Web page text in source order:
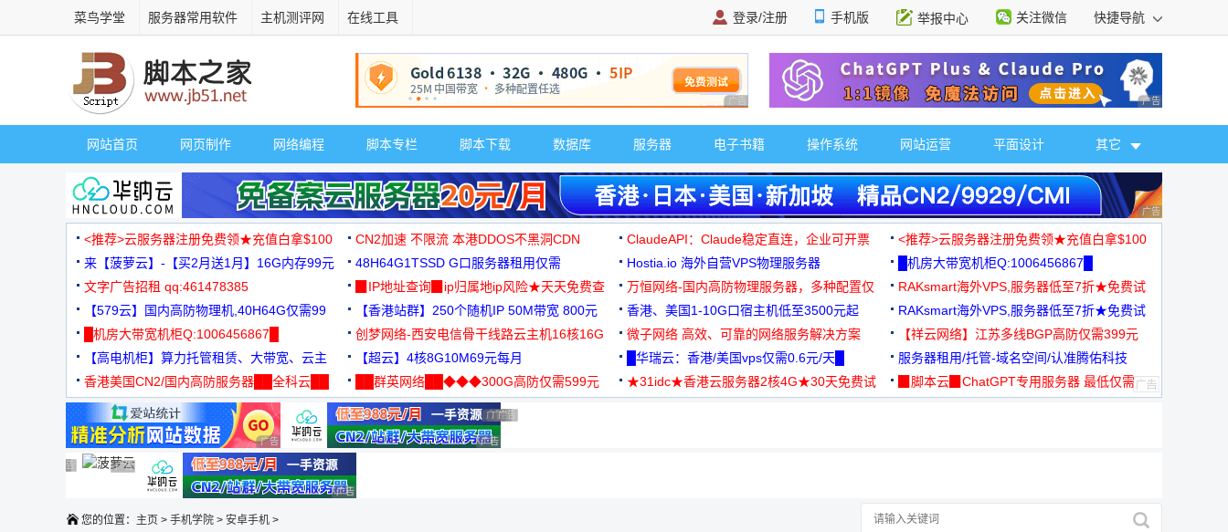
菜鸟学堂 服务器常用软件 主机测评网 在线工具 登录/注册 手机版 举报中心 关注微信 快捷导航
广告 商业广告，理性选择 广告 商业广告，理
网站首页 网页制作 网络编程 脚本专栏 脚本下载 数据库 服务器 电子书籍 操作系统 网站运营 平面设计 其它
广告 商业广告，理
<推荐>云服务器注册免费领★充值白拿$100 CN2加速 不限流 本港DDOS不黑洞CDN ClaudeAPI：Claude稳定直连，企业可开票
<推荐>云服务器注册免费领★充值白拿$100
来【菠萝云】-【买2月送1月】16G内存99元
48H64G1TSSD G口服务器租用仅需
3000+可免费测试
Hostia.io 海外自营VPS物理服务器
█机房大带宽机柜Q:1006456867█
文字广告招租 qq:461478385
▉IP地址查询▉ip归属地ip风险★天天免费查
万恒网络-国内高防物理服务器，多种配置仅
99元/月起
RAKsmart海外VPS,服务器低至7折★免费试
用★
【579云】国内高防物理机,40H64G仅需99
元
【香港站群】250个随机IP 50M带宽 800元 香港、美国1-10G口宿主机低至3500元起
RAKsmart海外VPS,服务器低至7折★免费试
用★
█机房大带宽机柜Q:1006456867█
创梦网络-西安电信骨干线路云主机16核16G
88元/月
微子网络 高效、可靠的网络服务解决方案
【祥云网络】江苏多线BGP高防仅需399元
【高电机柜】算力托管租赁、大带宽、云主
机
【超云】4核8G10M69元每月 █华瑞云：香港/美国vps仅需0.6元/天█
服务器租用/托管-域名空间/认准腾佑科技
香港美国CN2/国内高防服务器██全科云██
██群英网络██◆◆◆300G高防仅需599元
◆◆◆
★31idc★香港云服务器2核4G★30天免费试
▉脚本云▉ChatGPT专用服务器 最低仅需
广告 商业广告，理性选择 广告 商业广告，理性选择
广告 商业广告，理性选择
广告 商业广告，理性选择
广告 商业广告，理性选择
广告 商业广告，理性选择
广告 商业广告，理性选择
广告 商业广告，理性选择广告 商业广告，理性选择
广告 商业广告，理性选择
您的位置： 主页 > 手机学院 > 安卓手机 >